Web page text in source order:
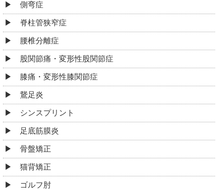
側弯症
脊柱管狭窄症
腰椎分離症
股関節痛・変形性股関節症
膝痛・変形性膝関節症
鵞足炎
シンスプリント
足底筋膜炎
骨盤矯正
猫背矯正
ゴルフ肘